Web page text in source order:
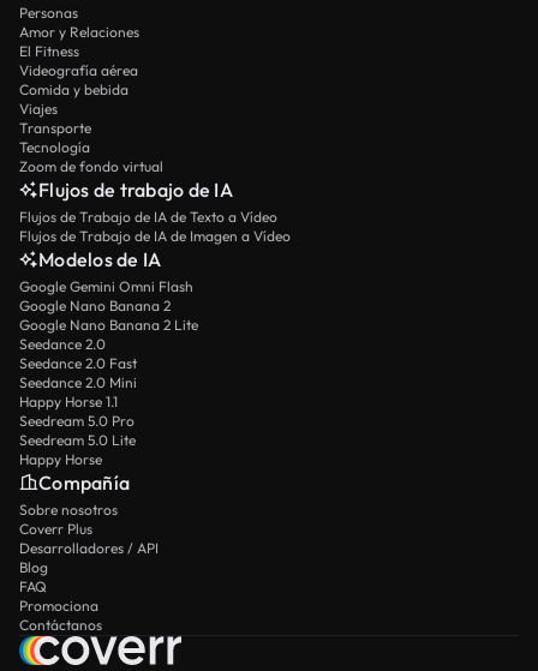
Personas
Amor y Relaciones
El Fitness
Videografía aérea
Comida y bebida
Viajes
Transporte
Tecnología
Zoom de fondo virtual
Flujos de trabajo de IA
Flujos de Trabajo de IA de Texto a Vídeo
Flujos de Trabajo de IA de Imagen a Vídeo
Modelos de IA
Google Gemini Omni Flash
Google Nano Banana 2
Google Nano Banana 2 Lite
Seedance 2.0
Seedance 2.0 Fast
Seedance 2.0 Mini
Happy Horse 1.1
Seedream 5.0 Pro
Seedream 5.0 Lite
Happy Horse
Compañía
Sobre nosotros
Coverr Plus
Desarrolladores / API
Blog
FAQ
Promociona
Contáctanos